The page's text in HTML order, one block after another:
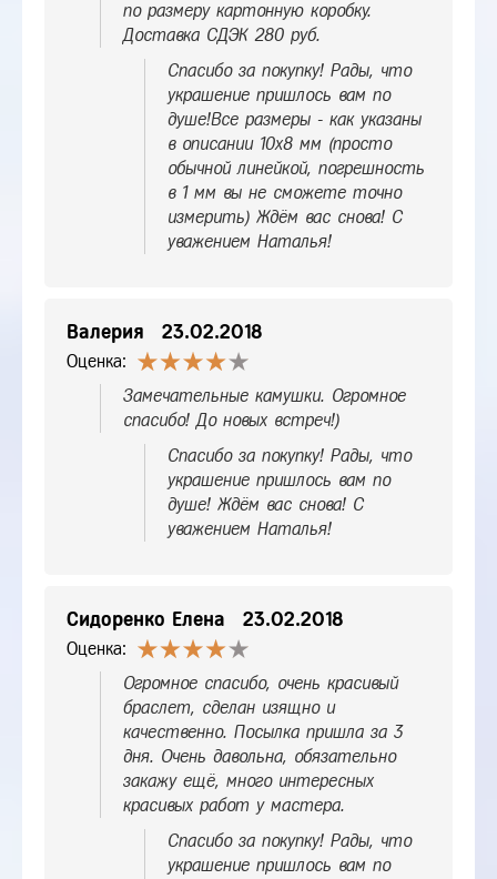
по размеру картонную коробку.
Доставка СДЭК 280 руб.
Спасибо за покупку! Рады, что
украшение пришлось вам по
душе!Все размеры - как указаны
в описании 10х8 мм (просто
обычной линейкой, погрешность
в 1 мм вы не сможете точно
измерить) Ждём вас снова! С
уважением Наталья!
Валерия 23.02.2018
Оценка:
Замечательные камушки. Огромное
спасибо! До новых встреч!)
Спасибо за покупку! Рады, что
украшение пришлось вам по
душе! Ждём вас снова! С
уважением Наталья!
Сидоренко Елена 23.02.2018
Оценка:
Огромное спасибо, очень красивый
браслет, сделан изящно и
качественно. Посылка пришла за 3
дня. Очень давольна, обязательно
закажу ещё, много интересных
красивых работ у мастера.
Спасибо за покупку! Рады, что
украшение пришлось вам по